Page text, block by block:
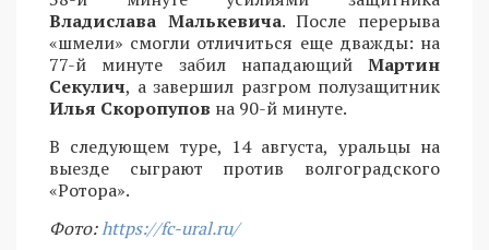
Владислава Малькевича. После перерыва
«шмели» смогли отличиться еще дважды: на
77-й минуте забил нападающий Мартин
Секулич, а завершил разгром полузащитник
Илья Скоропупов на 90-й минуте.
В следующем туре, 14 августа, уральцы на
выезде сыграют против волгоградского
«Ротора».
Фото:https://fc-ural.ru/